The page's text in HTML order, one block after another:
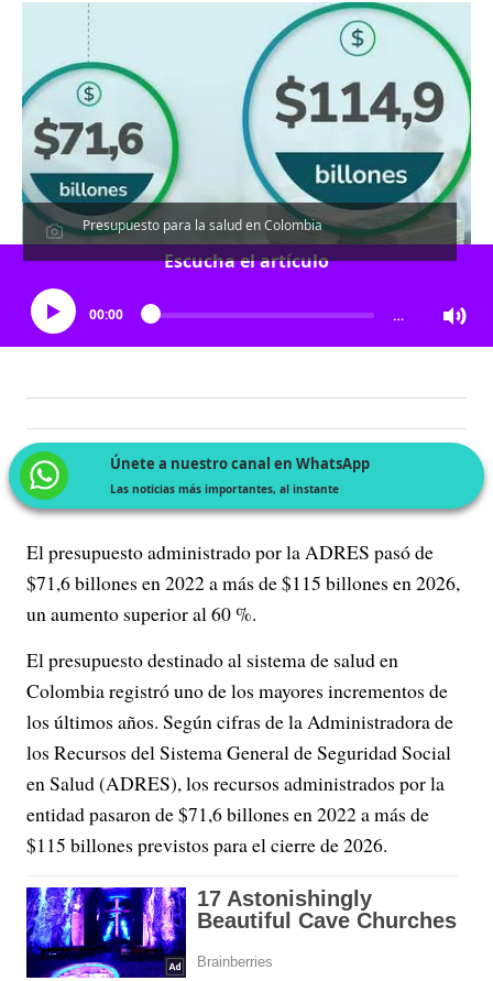
Presupuesto para la salud en Colombia
Escucha el artículo
00:00 …
Únete a nuestro canal en WhatsApp
Las noticias más importantes, al instante
El presupuesto administrado por la ADRES pasó de
$71,6 billones en 2022 a más de $115 billones en 2026,
un aumento superior al 60 %.
El presupuesto destinado al sistema de salud en
Colombia registró uno de los mayores incrementos de
los últimos años. Según cifras de la Administradora de
los Recursos del Sistema General de Seguridad Social
en Salud (ADRES), los recursos administrados por la
entidad pasaron de $71,6 billones en 2022 a más de
$115 billones previstos para el cierre de 2026.